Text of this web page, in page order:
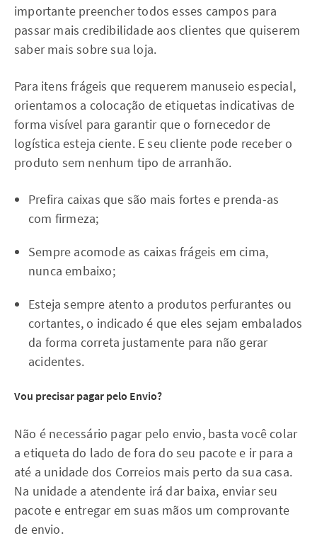
importante preencher todos esses campos para
passar mais credibilidade aos clientes que quiserem
saber mais sobre sua loja.
Para itens frágeis que requerem manuseio especial,
orientamos a colocação de etiquetas indicativas de
forma visível para garantir que o fornecedor de
logística esteja ciente. E seu cliente pode receber o
produto sem nenhum tipo de arranhão.
Prefira caixas que são mais fortes e prenda-as
com firmeza;
Sempre acomode as caixas frágeis em cima,
nunca embaixo;
Esteja sempre atento a produtos perfurantes ou
cortantes, o indicado é que eles sejam embalados
da forma correta justamente para não gerar
acidentes.
Vou precisar pagar pelo Envio?
Não é necessário pagar pelo envio, basta você colar
a etiqueta do lado de fora do seu pacote e ir para a
até a unidade dos Correios mais perto da sua casa.
Na unidade a atendente irá dar baixa, enviar seu
pacote e entregar em suas mãos um comprovante
de envio.